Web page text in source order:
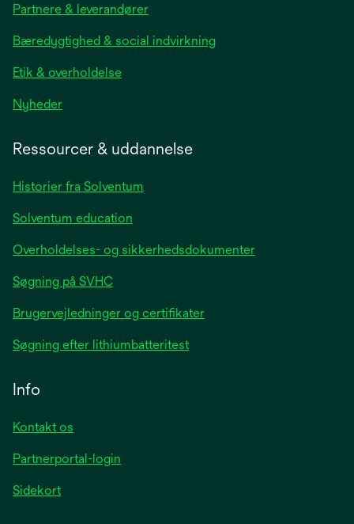
a
new
Partnere & leverandører
Bæredygtighed & social indvirkning
Etik & overholdelse
Nyhederopens
tab
Ressourcer & uddannelse
Historier fra Solventum
Solventum education
Overholdelses- og sikkerhedsdokumenter
Søgning på SVHC
Brugervejledninger og certifikater
Søgning efter lithiumbatteritest
Info
Kontakt os
Partnerportal-login
Sidekort